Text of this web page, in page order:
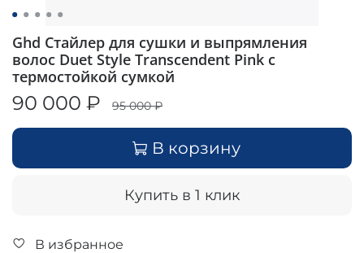
Ghd Стайлер для сушки и выпрямления
волос Duet Style Transcendent Pink с
термостойкой сумкой
90 000 ₽ 95 000 ₽
В корзину
Купить в 1 клик
В избранное